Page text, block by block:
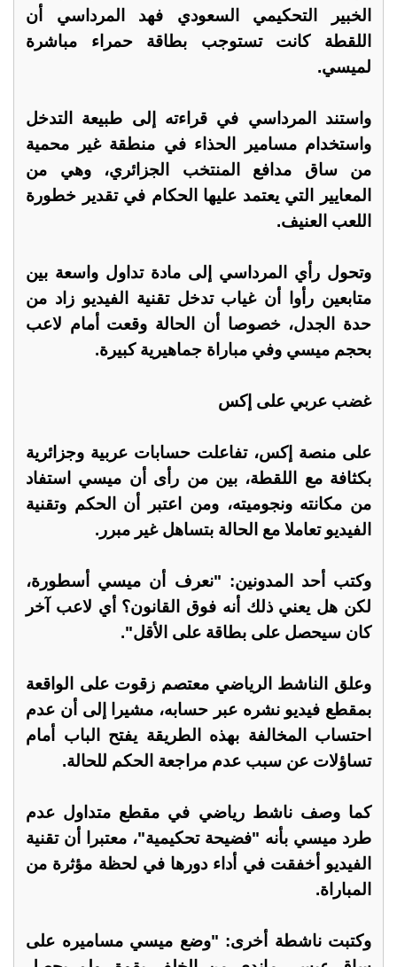
الخبير التحكيمي السعودي فهد المرداسي أن
اللقطة كانت تستوجب بطاقة حمراء مباشرة
لميسي.
واستند المرداسي في قراءته إلى طبيعة التدخل
واستخدام مسامير الحذاء في منطقة غير محمية
من ساق مدافع المنتخب الجزائري، وهي من
المعايير التي يعتمد عليها الحكام في تقدير خطورة
اللعب العنيف.
وتحول رأي المرداسي إلى مادة تداول واسعة بين
متابعين رأوا أن غياب تدخل تقنية الفيديو زاد من
حدة الجدل، خصوصا أن الحالة وقعت أمام لاعب
بحجم ميسي وفي مباراة جماهيرية كبيرة.
غضب عربي على إكس
على منصة إكس، تفاعلت حسابات عربية وجزائرية
بكثافة مع اللقطة، بين من رأى أن ميسي استفاد
من مكانته ونجوميته، ومن اعتبر أن الحكم وتقنية
الفيديو تعاملا مع الحالة بتساهل غير مبرر.
وكتب أحد المدونين: "نعرف أن ميسي أسطورة،
لكن هل يعني ذلك أنه فوق القانون؟ أي لاعب آخر
كان سيحصل على بطاقة على الأقل".
وعلق الناشط الرياضي معتصم زقوت على الواقعة
بمقطع فيديو نشره عبر حسابه، مشيرا إلى أن عدم
احتساب المخالفة بهذه الطريقة يفتح الباب أمام
تساؤلات عن سبب عدم مراجعة الحكم للحالة.
كما وصف ناشط رياضي في مقطع متداول عدم
طرد ميسي بأنه "فضيحة تحكيمية"، معتبرا أن تقنية
الفيديو أخفقت في أداء دورها في لحظة مؤثرة من
المباراة.
وكتبت ناشطة أخرى: "وضع ميسي مساميره على